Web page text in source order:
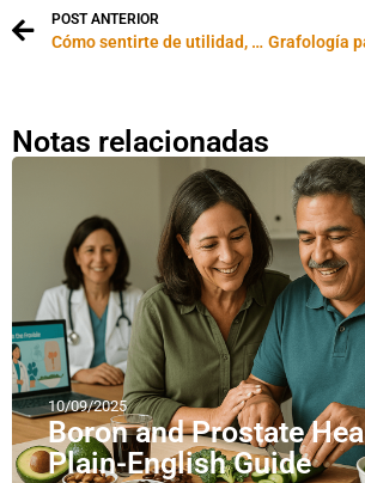
POST ANTERIOR
Cómo sentirte de utilidad, también si estás en paro
Notas relacionadas
10/09/2025
Boron and Prostate
Plain-English Guide